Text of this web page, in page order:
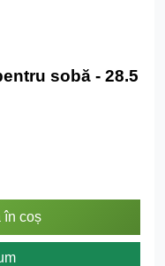
sobă - 28.5
în coș